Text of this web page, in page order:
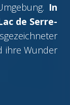
In
de Serre-
ihre Wunder